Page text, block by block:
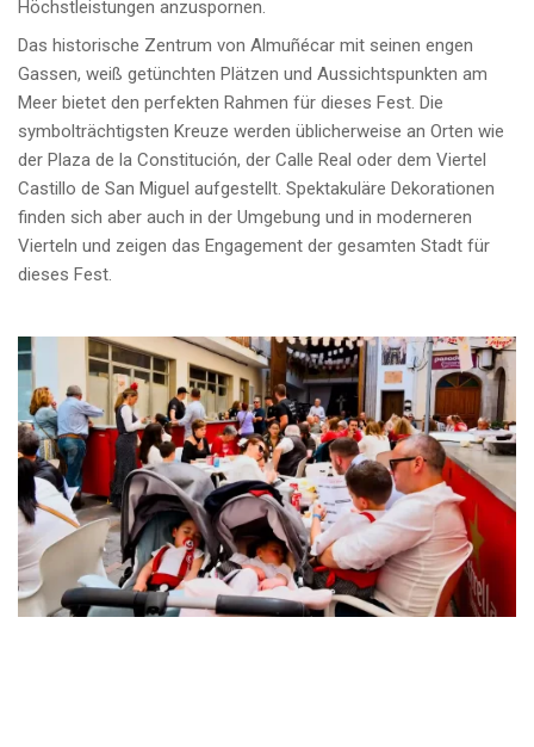
Höchstleistungen anzuspornen.
Das historische Zentrum von Almuñécar mit seinen engen
Gassen, weiß getünchten Plätzen und Aussichtspunkten am
Meer bietet den perfekten Rahmen für dieses Fest. Die
symbolträchtigsten Kreuze werden üblicherweise an Orten wie
der Plaza de la Constitución, der Calle Real oder dem Viertel
Castillo de San Miguel aufgestellt. Spektakuläre Dekorationen
finden sich aber auch in der Umgebung und in moderneren
Vierteln und zeigen das Engagement der gesamten Stadt für
dieses Fest.